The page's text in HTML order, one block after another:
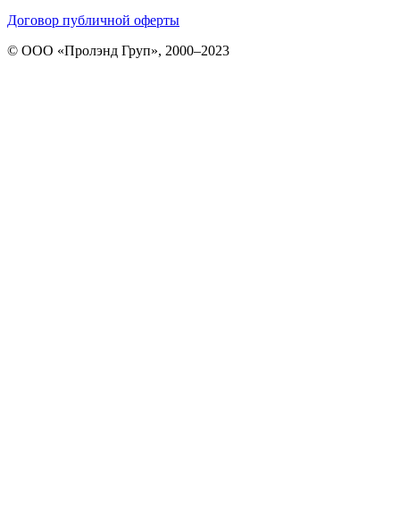
Договор публичной оферты
© ООО «Пролэнд Груп», 2000–2023